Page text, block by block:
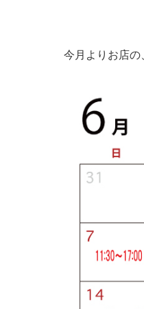
今月よりお店